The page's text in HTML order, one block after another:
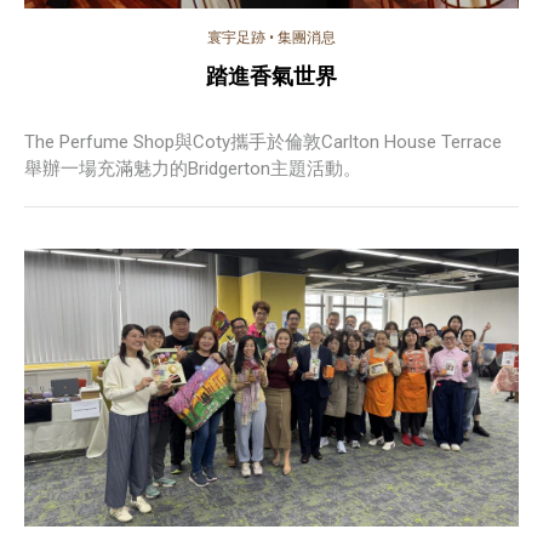
寰宇足跡 • 集團消息
踏進香氣世界
The Perfume Shop與Coty攜手於倫敦Carlton House Terrace
舉辦一場充滿魅力的Bridgerton主題活動。